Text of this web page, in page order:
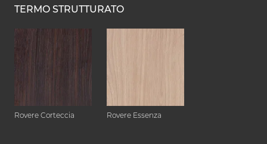
TERMO STRUTTURATO
Rovere Corteccia Rovere Essenza